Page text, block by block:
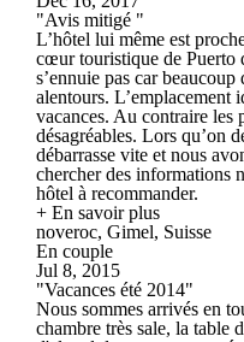
"Avis mitigé "
L’hôtel lui même est
cœur touristique de Puerto
s’ennuie pas car
alentours. L’emplacement
vacances. Au contraire les
désagréables. Lors qu’on
débarrasse vite et nous
chercher des informations
hôtel à recommander.
+ En savoir plus
noveroc, Gimel, Suisse
En couple
Jul 8, 2015
"Vacances été 2014"
Nous sommes arrivés en
chambre très sale, la table